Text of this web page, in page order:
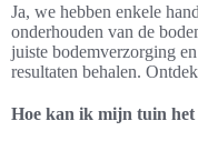
Ja, we hebben enkele
onderhouden van de
juiste bodemverzorging
resultaten behalen.
Hoe kan ik mijn tuin het